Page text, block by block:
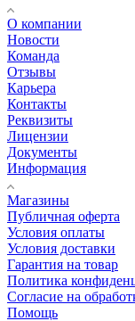
О компании
Новости
Команда
Отзывы
Карьера
Контакты
Реквизиты
Лицензии
Документы
Информация
Магазины
Публичная оферта
Условия оплаты
Условия доставки
Гарантия на товар
Политика
Согласие на
Помощь